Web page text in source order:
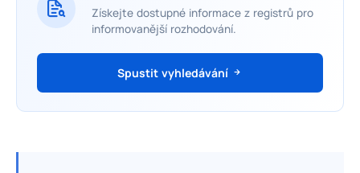
Získejte dostupné informace z registrů pro
informovanější rozhodování.
Spustit vyhledávání